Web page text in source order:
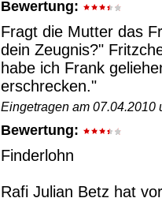
Bewertung:
Fragt die Mutter das
dein Zeugnis?"
habe ich Frank
erschrecken."
Eingetragen am 07.04.2010
Bewertung:
Finderlohn
Rafi Julian Betz hat